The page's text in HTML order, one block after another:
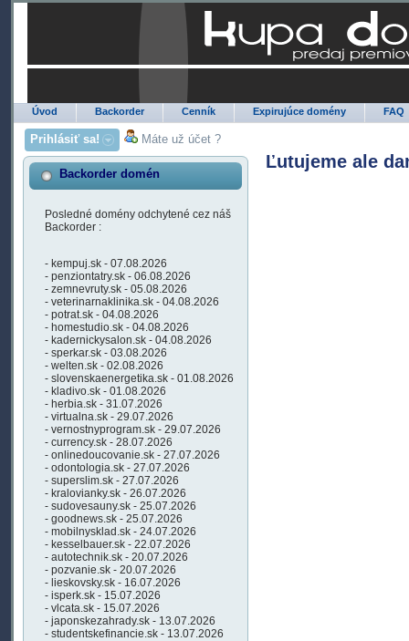
Úvod Backorder Cenník Expirujúce domény FAQ
Prihlásiť sa! Máte už účet ?
Backorder domén
Posledné domény odchytené cez náš
Backorder :
- kempuj.sk - 07.08.2026
- penziontatry.sk - 06.08.2026
- zemnevruty.sk - 05.08.2026
- veterinarnaklinika.sk - 04.08.2026
- potrat.sk - 04.08.2026
- homestudio.sk - 04.08.2026
- kadernickysalon.sk - 04.08.2026
- sperkar.sk - 03.08.2026
- welten.sk - 02.08.2026
- slovenskaenergetika.sk - 01.08.2026
- kladivo.sk - 01.08.2026
- herbia.sk - 31.07.2026
- virtualna.sk - 29.07.2026
- vernostnyprogram.sk - 29.07.2026
- currency.sk - 28.07.2026
- onlinedoucovanie.sk - 27.07.2026
- odontologia.sk - 27.07.2026
- superslim.sk - 27.07.2026
- kralovianky.sk - 26.07.2026
- sudovesauny.sk - 25.07.2026
- goodnews.sk - 25.07.2026
- mobilnysklad.sk - 24.07.2026
- kesselbauer.sk - 22.07.2026
- autotechnik.sk - 20.07.2026
- pozvanie.sk - 20.07.2026
- lieskovsky.sk - 16.07.2026
- isperk.sk - 15.07.2026
- vlcata.sk - 15.07.2026
- japonskezahrady.sk - 13.07.2026
- studentskefinancie.sk - 13.07.2026
Ľutujeme ale